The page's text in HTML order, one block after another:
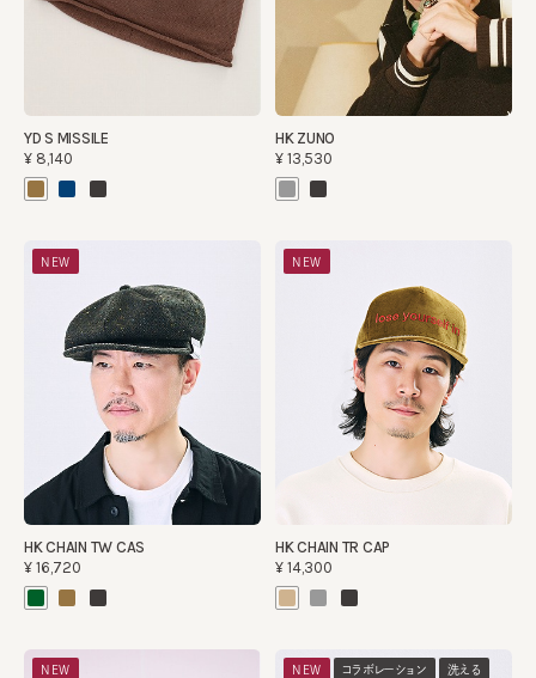
YD S MISSILE
¥8,140
HK ZUNO
¥13,530
NEW
HK CHAIN TW CAS
¥16,720
NEW
HK CHAIN TR CAP
¥14,300
NEW NEW コラボレーション 洗える